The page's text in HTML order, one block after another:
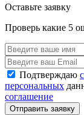
Оставьте заявку
Проверь какие 5
Подтверждаю
персональных
соглашение
Отправить заявку